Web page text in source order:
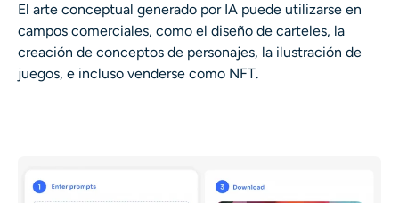
El arte conceptual generado por IA puede utilizarse en
campos comerciales, como el diseño de carteles, la
creación de conceptos de personajes, la ilustración de
juegos, e incluso venderse como NFT.